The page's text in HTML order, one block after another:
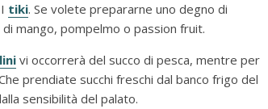
tiki. Se volete prepararne uno degno di
mango, pompelmo o passion fruit.
vi occorrerà del succo di pesca, mentre per
prendiate succhi freschi dal banco frigo del
sensibilità del palato.